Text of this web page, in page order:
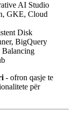
AI Studio
GKE, Cloud
Disk
BigQuery
- ofron qasje te
për